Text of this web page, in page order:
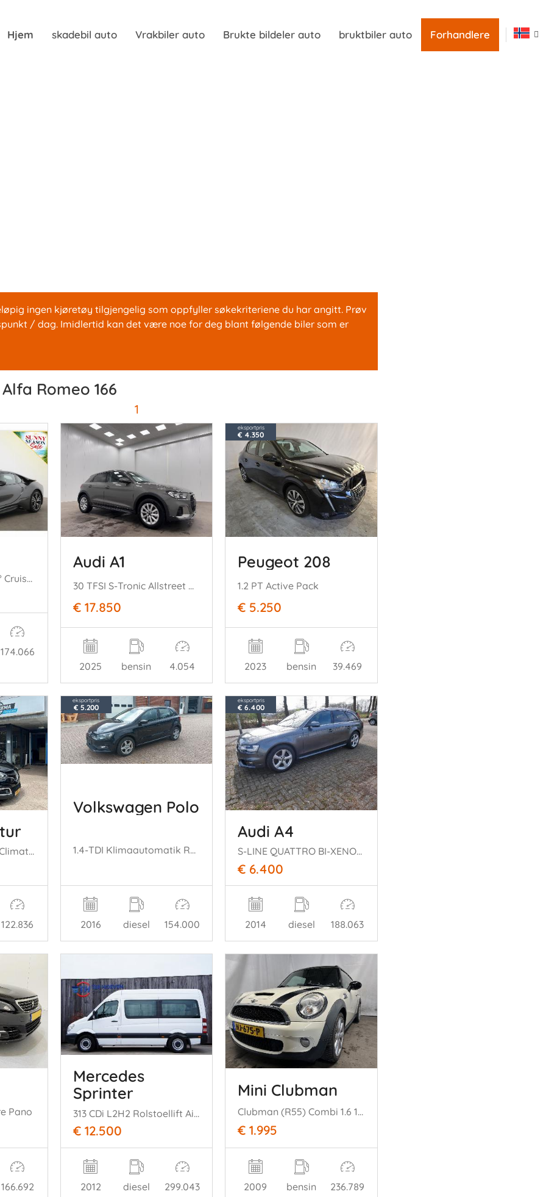
Hjem skadebil auto Vrakbiler auto Brukte bildeler auto bruktbiler auto Forhandlere
ingen kjøretøy tilgjengelig som oppfyller søkekriteriene du har angitt. Prøv
/ dag. Imidlertid kan det være noe for deg blant følgende biler som er
Romeo 166
1
Coupe LED H/K 360° Cruise SHZ
174.066
Audi A1
30 TFSI S-Tronic Allstreet Navi Clima
€ 17.850
2025 bensin 4.054
eksportpris
€ 4.350
Peugeot 208
1.2 PT Active Pack
€ 5.250
2023 bensin 39.469
0.9 TCe Dynamique Climate Stoelverwarming Cruise
122.836
eksportpris
€ 5.200
Volkswagen Polo
1.4-TDI Klimaautomatik Regensensor leren stuurwiel mistlampen Front-Radar Brake Assist Elektrische ramen Elektrische-spiegels met verwarming Centrale vergrendeling met afstandsbediening Start-Stop systeem 15-inch velgen
2016 diesel 154.000
eksportpris
€ 6.400
Audi A4
S-LINE QUATTRO BI-XENON AUTOMAAT PANORAMADAK
€ 6.400
2014 diesel 188.063
Pano
166.692
Mercedes
Sprinter
313 CDi L2H2 Rolstoellift Airco Automaat 95KW Euro 5
€ 12.500
2012 diesel 299.043
Mini Clubman
Clubman (R55) Combi 1.6 16V Cooper S (N14-B16A) [128kW] (08-2007/07-2= 010)
€ 1.995
2009 bensin 236.789